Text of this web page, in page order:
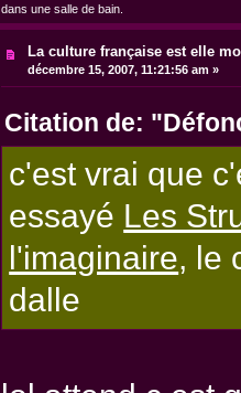
dans une salle de bain.
La culture française est elle
décembre 15, 2007, 11:21:56 am »
Citation de:
c'est vrai que
essayé Les
l'imaginaire, le
dalle